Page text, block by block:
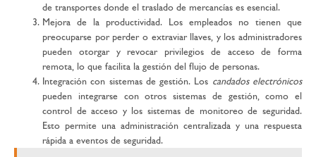
de transportes donde el traslado de mercancías es esencial.
Mejora de la productividad. Los empleados no tienen que
preocuparse por perder o extraviar llaves, y los administradores
pueden otorgar y revocar privilegios de acceso de forma
remota, lo que facilita la gestión del flujo de personas.
Integración con sistemas de gestión. Los candados electrónicos
pueden integrarse con otros sistemas de gestión, como el
control de acceso y los sistemas de monitoreo de seguridad.
Esto permite una administración centralizada y una respuesta
rápida a eventos de seguridad.